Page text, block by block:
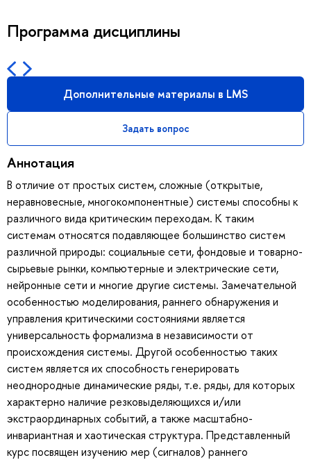
Программа дисциплины
Дополнительные материалы в LMS
Задать вопрос
Аннотация
В отличие от простых систем, сложные (открытые,
неравновесные, многокомпонентные) системы способны к
различного вида критическим переходам. К таким
системам относятся подавляющее большинство систем
различной природы: социальные сети, фондовые и товарно-
сырьевые рынки, компьютерные и электрические сети,
нейронные сети и многие другие системы. Замечательной
особенностью моделирования, раннего обнаружения и
управления критическими состояниями является
универсальность формализма в независимости от
происхождения системы. Другой особенностью таких
систем является их способность генерировать
неоднородные динамические ряды, т.е. ряды, для которых
характерно наличие резковыделяющихся и/или
экстраординарных событий, а также масштабно-
инвариантная и хаотическая структура. Представленный
курс посвящен изучению мер (сигналов) раннего